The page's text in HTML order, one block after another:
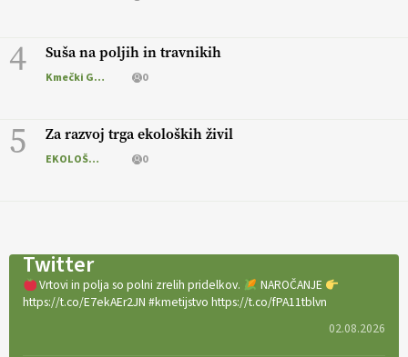
4 Suša na poljih in travnikih
Kmečki Glas 0
5 Za razvoj trga ekoloških živil
EKOLOŠKO LOGIČNO 0
Twitter
Vrtovi in polja so polni zrelih pridelkov.
NAROČANJE
https://t.co/E7ekAEr2JN #kmetijstvo https://t.co/fPA11tblvn
02.08.2026